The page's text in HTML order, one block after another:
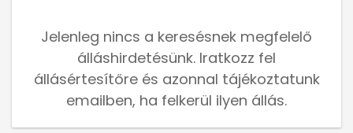
Jelenleg nincs a keresésnek megfelelő
álláshirdetésünk. Iratkozz fel
állásértesítőre és azonnal tájékoztatunk
emailben, ha felkerül ilyen állás.